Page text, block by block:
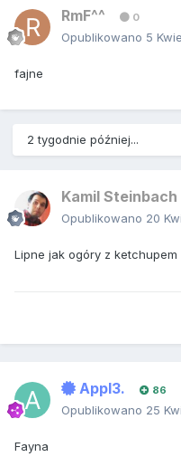
RmF^^ 0
Opublikowano 5
fajne
2 tygodnie później...
Kamil Steinbach
Opublikowano 20
Lipne jak ogóry z ketchupem
Appl3. 86
Opublikowano 25
Fayna